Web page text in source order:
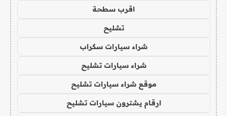
اقرب سطحة
تشليح
شراء سيارات سكراب
شراء سيارات تشليح
موقع شراء سيارات تشليح
ارقام يشترون سيارات تشليح